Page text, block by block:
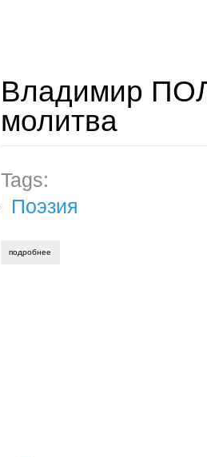
Владимир
молитва
Tags:
Поэзия
подробнее